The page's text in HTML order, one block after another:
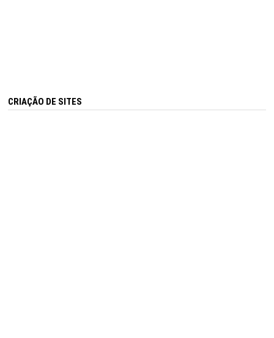
CRIAÇÃO DE SITES